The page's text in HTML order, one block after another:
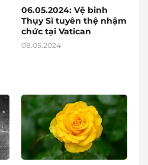
06.05.2024: Vệ binh
Thụy Sĩ tuyên thệ nhậm
chức tại Vatican
08.05.2024